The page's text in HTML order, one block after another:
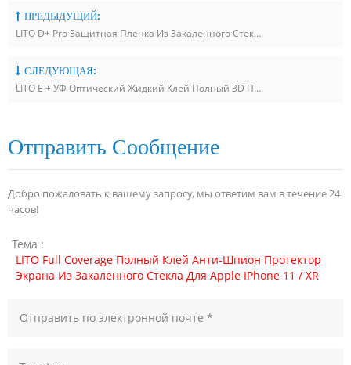
ПРЕДЫДУЩИЙ:
LITO D+ Pro Защитная Пленка Из Закаленного Стекла Высокой Четкости Для IPhone 15
СЛЕДУЮЩАЯ:
LITO E + УФ Оптический Жидкий Клей Полный 3D Покрытие Стекло-Экран Протектор Для Samsung CC9 Pro
Отправить Сообщение
Добро пожаловать к вашему запросу, мы ответим вам в течение 24
часов!
Тема :
LITO Full Coverage Полный Клей Анти-Шпион Протектор
Экрана Из Закаленного Стекла Для Apple IPhone 11 / XR